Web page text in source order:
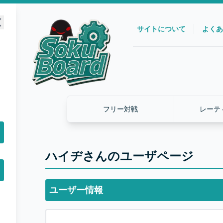
サイトについて よく
フリー対戦 レーテ
ハイヂさんのユーザページ
ユーザー情報